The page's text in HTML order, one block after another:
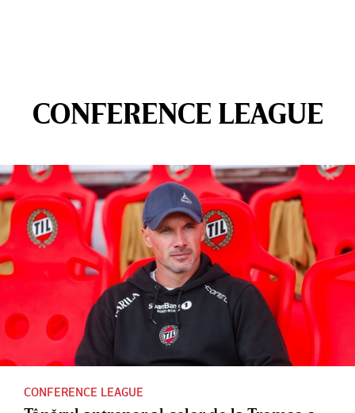
CONFERENCE LEAGUE
CONFERENCE LEAGUE